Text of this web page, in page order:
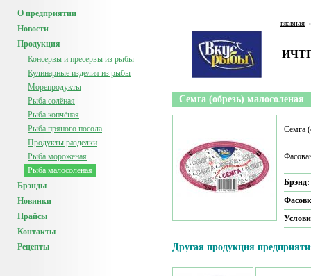
О предприятии
Новости
Продукция
Консервы и пресервы из рыбы
Кулинарные изделия из рыбы
Морепродукты
Рыба солёная
Рыба копчёная
Рыба пряного посола
Продукты разделки
Рыба мороженая
Рыба малосоленая
Брэнды
Новинки
Прайсы
Контакты
Рецепты
главная
Семга (обрезь) малосоленая
Семга
Брэнд:
Другая продукция